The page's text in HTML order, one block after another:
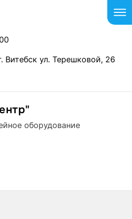
Витебск ул. Терешковой, 26
оборудование